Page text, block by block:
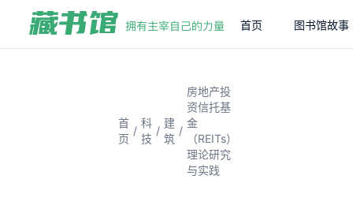
首页 图书馆故事
首
页
/
科
技
/
建
筑
/
房地产投
资信托基
金
（REITs）
理论研究
与实践